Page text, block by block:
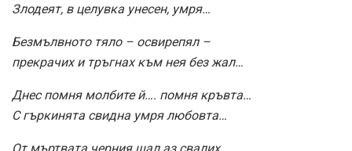
Злодеят, в целувка унесен, умря…
Безмълвното тяло – освирепял –
прекрачих и тръгнах към нея без жал…
Днес помня молбите й…. помня кръвта…
С гъркинята свидна умря любовта…